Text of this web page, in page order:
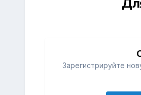
Зарегистрируйте